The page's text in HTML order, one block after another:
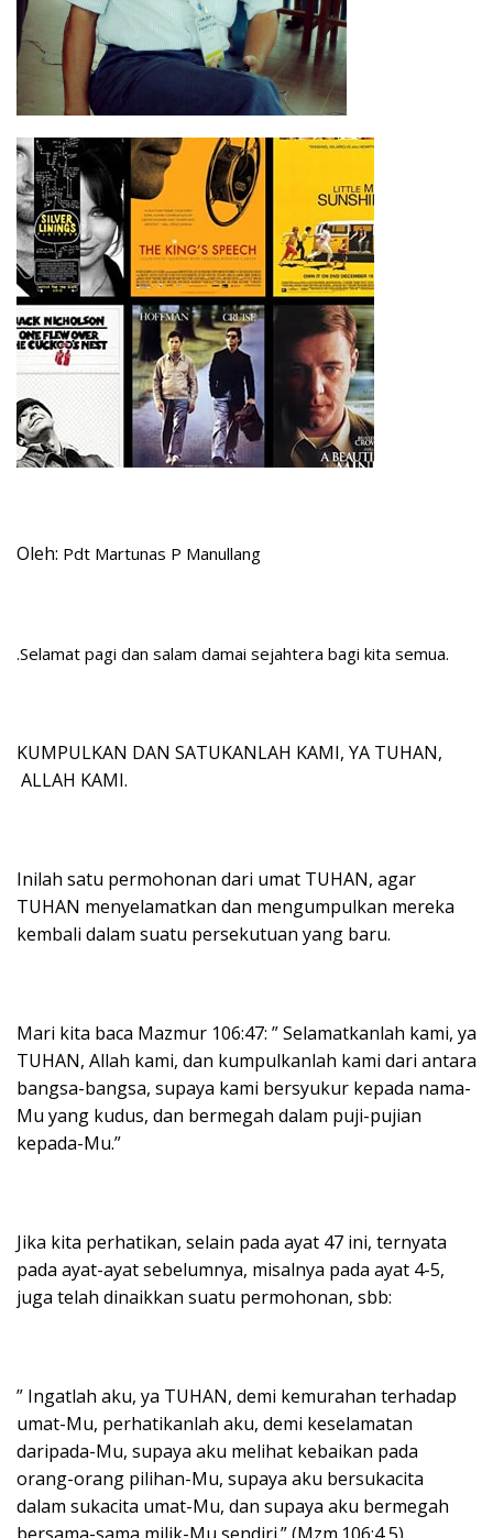
Oleh: Pdt Martunas P Manullang
.Selamat pagi dan salam damai sejahtera bagi kita semua.
KUMPULKAN DAN SATUKANLAH KAMI, YA TUHAN,
ALLAH KAMI.
Inilah satu permohonan dari umat TUHAN, agar
TUHAN menyelamatkan dan mengumpulkan mereka
kembali dalam suatu persekutuan yang baru.
Mari kita baca Mazmur 106:47: ” Selamatkanlah kami, ya
TUHAN, Allah kami, dan kumpulkanlah kami dari antara
bangsa-bangsa, supaya kami bersyukur kepada nama-
Mu yang kudus, dan bermegah dalam puji-pujian
kepada-Mu.”
Jika kita perhatikan, selain pada ayat 47 ini, ternyata
pada ayat-ayat sebelumnya, misalnya pada ayat 4-5,
juga telah dinaikkan suatu permohonan, sbb:
” Ingatlah aku, ya TUHAN, demi kemurahan terhadap
umat-Mu, perhatikanlah aku, demi keselamatan
daripada-Mu, supaya aku melihat kebaikan pada
orang-orang pilihan-Mu, supaya aku bersukacita
dalam sukacita umat-Mu, dan supaya aku bermegah